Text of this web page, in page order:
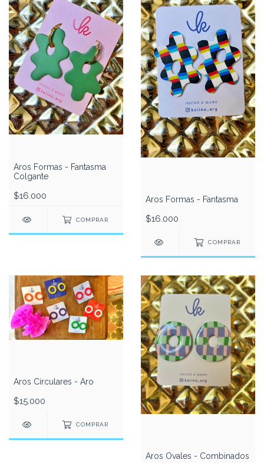
Aros Formas - Fantasma
Colgante
$16.000
COMPRAR
Aros Formas - Fantasma
$16.000
COMPRAR
Aros Circulares - Aro
$15.000
COMPRAR
Aros Ovales - Combinados